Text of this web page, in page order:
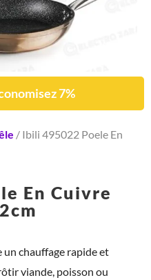
7%
/ Ibili 495022 Poele En
En Cuivre
un chauffage rapide et
viande, poisson ou